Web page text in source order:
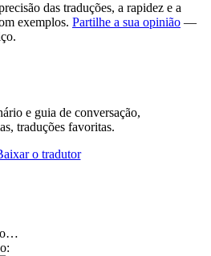
das traduções, a rapidez e a
exemplos. Partilhe a sua opinião —
e guia de conversação,
traduções favoritas.